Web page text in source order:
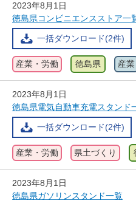
2023年8月1日
徳島県コンビニエンスストア一
一括ダウンロード(2件)
産業・労働 徳島県 産業
2023年8月1日
徳島県電気自動車充電スタンド
一括ダウンロード(2件)
産業・労働 県土づくり
2023年8月1日
徳島県ガソリンスタンド一覧